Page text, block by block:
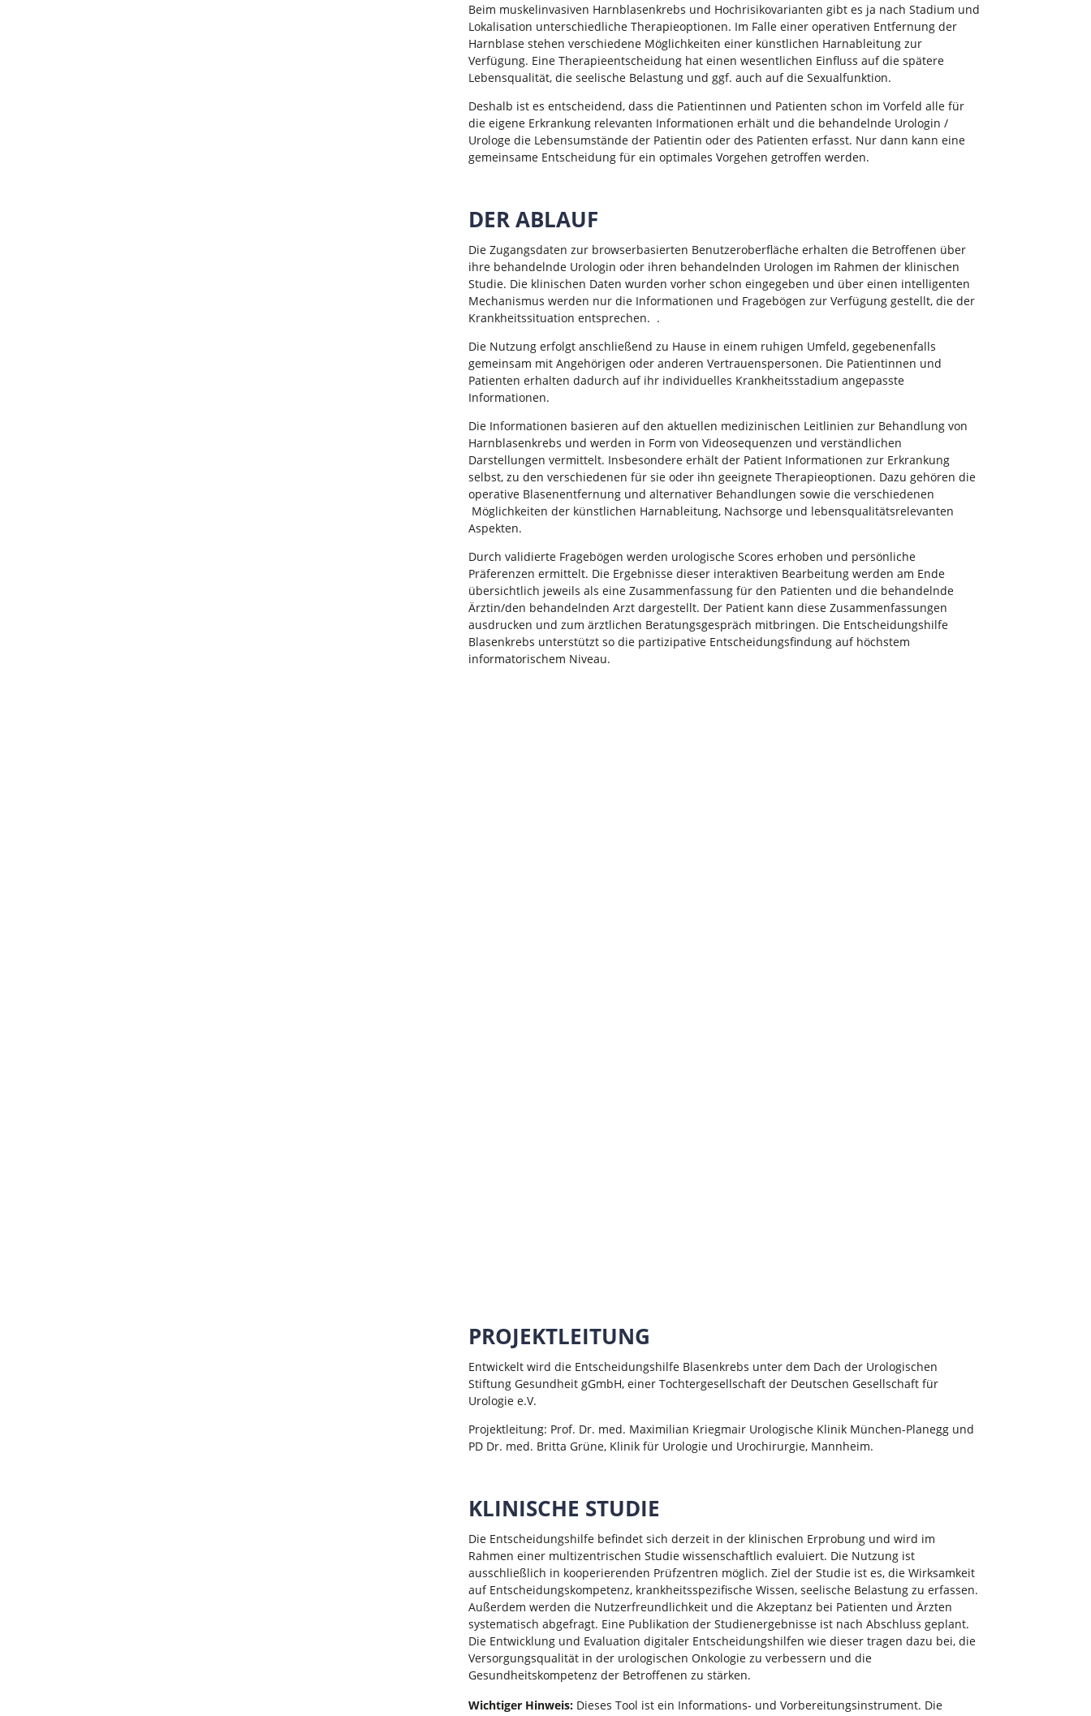
Beim muskelinvasiven Harnblasenkrebs und Hochrisikovarianten gibt es ja nach Stadium und
Lokalisation unterschiedliche Therapieoptionen. Im Falle einer operativen Entfernung der
Harnblase stehen verschiedene Möglichkeiten einer künstlichen Harnableitung zur
Verfügung. Eine Therapieentscheidung hat einen wesentlichen Einfluss auf die spätere
Lebensqualität, die seelische Belastung und ggf. auch auf die Sexualfunktion.
Deshalb ist es entscheidend, dass die Patientinnen und Patienten schon im Vorfeld alle für
die eigene Erkrankung relevanten Informationen erhält und die behandelnde Urologin /
Urologe die Lebensumstände der Patientin oder des Patienten erfasst. Nur dann kann eine
gemeinsame Entscheidung für ein optimales Vorgehen getroffen werden.
DER ABLAUF
Die Zugangsdaten zur browserbasierten Benutzeroberfläche erhalten die Betroffenen über
ihre behandelnde Urologin oder ihren behandelnden Urologen im Rahmen der klinischen
Studie. Die klinischen Daten wurden vorher schon eingegeben und über einen intelligenten
Mechanismus werden nur die Informationen und Fragebögen zur Verfügung gestellt, die der
Krankheitssituation entsprechen. .
Die Nutzung erfolgt anschließend zu Hause in einem ruhigen Umfeld, gegebenenfalls
gemeinsam mit Angehörigen oder anderen Vertrauenspersonen. Die Patientinnen und
Patienten erhalten dadurch auf ihr individuelles Krankheitsstadium angepasste
Informationen.
Die Informationen basieren auf den aktuellen medizinischen Leitlinien zur Behandlung von
Harnblasenkrebs und werden in Form von Videosequenzen und verständlichen
Darstellungen vermittelt. Insbesondere erhält der Patient Informationen zur Erkrankung
selbst, zu den verschiedenen für sie oder ihn geeignete Therapieoptionen. Dazu gehören die
operative Blasenentfernung und alternativer Behandlungen sowie die verschiedenen
Möglichkeiten der künstlichen Harnableitung, Nachsorge und lebensqualitätsrelevanten
Aspekten.
Durch validierte Fragebögen werden urologische Scores erhoben und persönliche
Präferenzen ermittelt. Die Ergebnisse dieser interaktiven Bearbeitung werden am Ende
übersichtlich jeweils als eine Zusammenfassung für den Patienten und die behandelnde
Ärztin/den behandelnden Arzt dargestellt. Der Patient kann diese Zusammenfassungen
ausdrucken und zum ärztlichen Beratungsgespräch mitbringen. Die Entscheidungshilfe
Blasenkrebs unterstützt so die partizipative Entscheidungsfindung auf höchstem
informatorischem Niveau.
PROJEKTLEITUNG
Entwickelt wird die Entscheidungshilfe Blasenkrebs unter dem Dach der Urologischen
Stiftung Gesundheit gGmbH, einer Tochtergesellschaft der Deutschen Gesellschaft für
Urologie e.V.
Projektleitung: Prof. Dr. med. Maximilian Kriegmair Urologische Klinik München-Planegg und
PD Dr. med. Britta Grüne, Klinik für Urologie und Urochirurgie, Mannheim.
KLINISCHE STUDIE
Die Entscheidungshilfe befindet sich derzeit in der klinischen Erprobung und wird im
Rahmen einer multizentrischen Studie wissenschaftlich evaluiert. Die Nutzung ist
ausschließlich in kooperierenden Prüfzentren möglich. Ziel der Studie ist es, die Wirksamkeit
auf Entscheidungskompetenz, krankheitsspezifische Wissen, seelische Belastung zu erfassen.
Außerdem werden die Nutzerfreundlichkeit und die Akzeptanz bei Patienten und Ärzten
systematisch abgefragt. Eine Publikation der Studienergebnisse ist nach Abschluss geplant.
Die Entwicklung und Evaluation digitaler Entscheidungshilfen wie dieser tragen dazu bei, die
Versorgungsqualität in der urologischen Onkologie zu verbessern und die
Gesundheitskompetenz der Betroffenen zu stärken.
Wichtiger Hinweis: Dieses Tool ist ein Informations- und Vorbereitungsinstrument. Die